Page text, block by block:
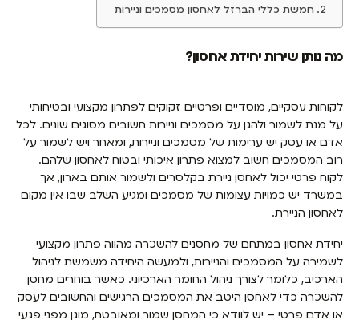
חמשת כללי הברזל לאחסון מסמכים וניירות
מה נותן שירות יחידת אחסון?
לקוחות עסקיים, מוסדיים ופרטיים זקוקים לפתרון מקצועי ובטיחותי
על מנת לשמור ולהגן על מסמכים וניירות חשובים מסוגים שונים. לכל
אדם או עסק יש ערימות של מסמכים וניירות, ומאחר ויש לשמור על
רוב המסמכים חשוב למצוא פתרון איכותי ובטוח לאחסון שלהם.
לקוח פרטי יכול לאחסן ניירת בקלסרים ולשמור אותם בארון, אך
במשרד יש כמויות עצומות של מסמכים ומגיע השלב שבו אין מקום
לאחסון הניירת.
יחידת אחסון במתחם של מחסנים להשכרה מהווה פתרון מקצועי
לשמירה על המסמכים והניירות, ולמעשה היחידה משמשת לניהול
הארכיב, כלומר לצורך ניהול החומר הארכיוני. כאשר בוחרים מחסן
להשכרה כדי לאחסן היטב את המסמכים הרגישים והחשובים לעסק
או אדם פרטי – יש לוודא כי המחסן שמור ומאובטח, מוגן מפני פגעי